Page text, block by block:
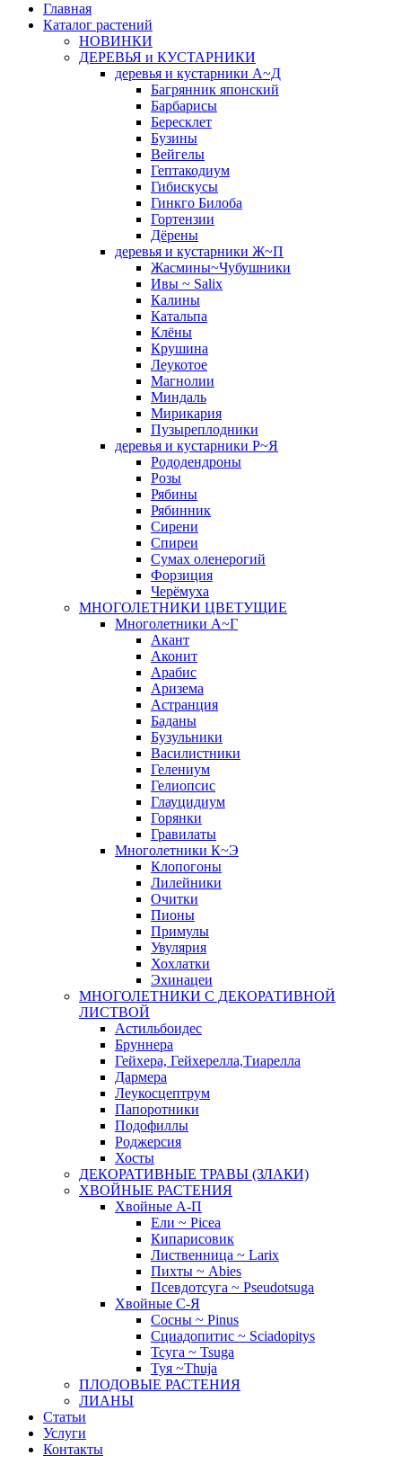
Главная
Каталог растений
НОВИНКИ
ДЕРЕВЬЯ и КУСТАРНИКИ
деревья и кустарники А~Д
Багрянник японский
Барбарисы
Бересклет
Бузины
Вейгелы
Гептакодиум
Гибискусы
Гинкго Билоба
Гортензии
Дёрены
деревья и кустарники Ж~П
Жасмины~Чубушники
Ивы ~ Salix
Калины
Катальпа
Клёны
Крушина
Леукотое
Магнолии
Миндаль
Мирикария
Пузыреплодники
деревья и кустарники Р~Я
Рододендроны
Розы
Рябины
Рябинник
Сирени
Спиреи
Сумах оленерогий
Форзиция
Черёмуха
МНОГОЛЕТНИКИ ЦВЕТУЩИЕ
Многолетники А~Г
Акант
Аконит
Арабис
Аризема
Астранция
Баданы
Бузульники
Василистники
Гелениум
Гелиопсис
Глауцидиум
Горянки
Гравилаты
Многолетники К~Э
Клопогоны
Лилейники
Очитки
Пионы
Примулы
Увулярия
Хохлатки
Эхинацеи
МНОГОЛЕТНИКИ С ДЕКОРАТИВНОЙ
ЛИСТВОЙ
Астильбоидес
Бруннера
Гейхера, Гейхерелла,Тиарелла
Дармера
Леукосцептрум
Папоротники
Подофиллы
Роджерсия
Хосты
ДЕКОРАТИВНЫЕ ТРАВЫ (ЗЛАКИ)
ХВОЙНЫЕ РАСТЕНИЯ
Хвойные А-П
Ели ~ Picea
Кипарисовик
Лиственница ~ Larix
Пихты ~ Abies
Псевдотсуга ~ Pseudotsuga
Хвойные С-Я
Сосны ~ Pinus
Сциадопитис ~ Sciadopitys
Тсуга ~ Tsuga
Туя ~Thuja
ПЛОДОВЫЕ РАСТЕНИЯ
ЛИАНЫ
Статьи
Услуги
Контакты